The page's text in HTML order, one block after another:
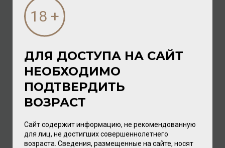
ДЛЯ ДОСТУПА НА САЙТ
НЕОБХОДИМО
ПОДТВЕРДИТЬ
ВОЗРАСТ
Сайт содержит информацию, не рекомендованную
для лиц, не достигших совершеннолетнего
возраста. Сведения, размещенные на сайте, носят